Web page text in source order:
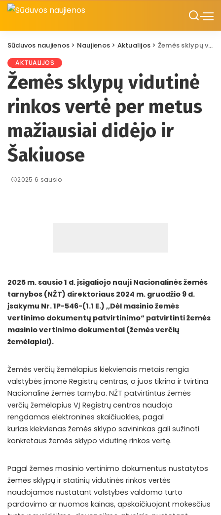
Sūduvos naujienos > Naujienos > Aktualijos > Žemės sklypų vidutinė rinkos vertė per metus mažiausiai didėjo ir Šakiuose
AKTUALIJOS
Žemės sklypų vidutinė
rinkos vertė per metus
mažiausiai didėjo ir
Šakiuose
2025 6 sausio
2025 m. sausio 1 d. įsigaliojo nauji Nacionalinės žemės
tarnybos (NŽT) direktoriaus 2024 m. gruodžio 9 d.
įsakymu Nr. 1P-546-(1.1 E.) ,,Dėl masinio žemės
vertinimo dokumentų patvirtinimo“ patvirtinti žemės
masinio vertinimo dokumentai (žemės verčių
žemėlapiai).
Žemės verčių žemėlapius kiekvienais metais rengia
valstybės įmonė Registrų centras, o juos tikrina ir tvirtina
Nacionalinė žemės tarnyba. NŽT patvirtintus žemės
verčių žemėlapius VĮ Registrų centras naudoja
rengdamas elektronines skaičiuokles, pagal
kurias kiekvienas žemės sklypo savininkas gali sužinoti
konkretaus žemės sklypo vidutinę rinkos vertę.
Pagal žemės masinio vertinimo dokumentus nustatytos
žemės sklypų ir statinių vidutinės rinkos vertės
naudojamos nustatant valstybės valdomo turto
pardavimo ar nuomos kainas, apskaičiuojant mokesčius